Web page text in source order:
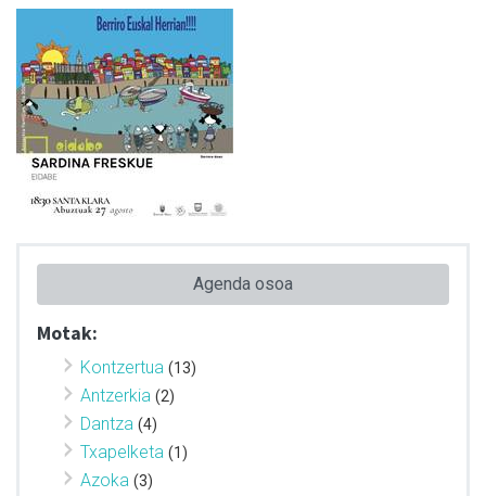
Agenda osoa
Motak:
Kontzertua (13)
Antzerkia (2)
Dantza (4)
Txapelketa (1)
Azoka (3)